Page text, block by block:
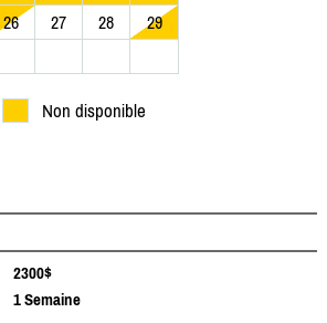
26 27 28
29
Non disponible
2300$
1 Semaine